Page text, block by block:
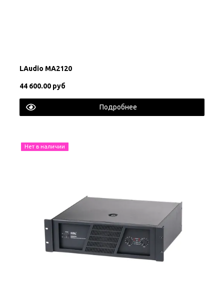
LAudio MA2120
44 600.00 руб
Подробнее
Нет в наличии